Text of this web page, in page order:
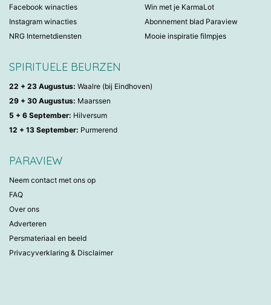
Facebook winacties
Instagram winacties
NRG Internetdiensten
Win met je KarmaLot
Abonnement blad Paraview
Mooie inspiratie filmpjes
SPIRITUELE BEURZEN
22 + 23 Augustus: Waalre (bij Eindhoven)
29 + 30 Augustus: Maarssen
5 + 6 September: Hilversum
12 + 13 September: Purmerend
PARAVIEW
Neem contact met ons op
FAQ
Over ons
Adverteren
Persmateriaal en beeld
Privacyverklaring & Disclaimer